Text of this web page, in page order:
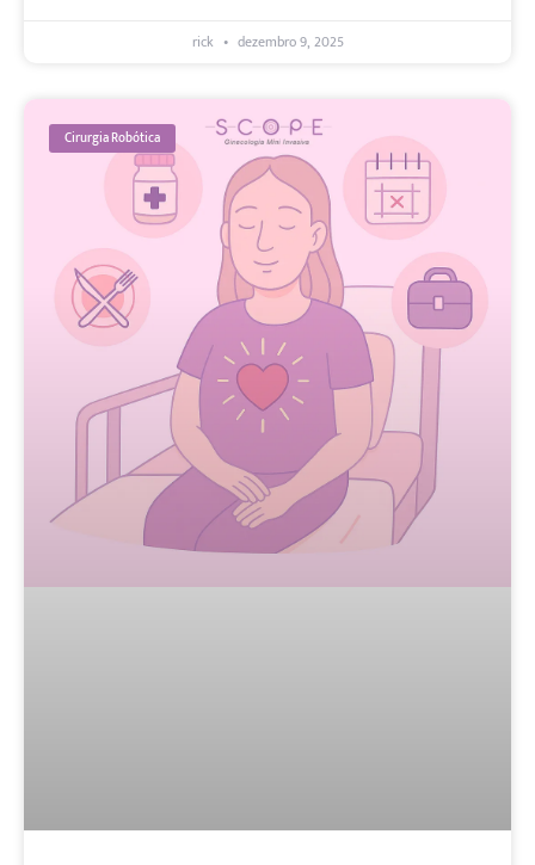
rick dezembro 9, 2025
Cirurgia Robótica